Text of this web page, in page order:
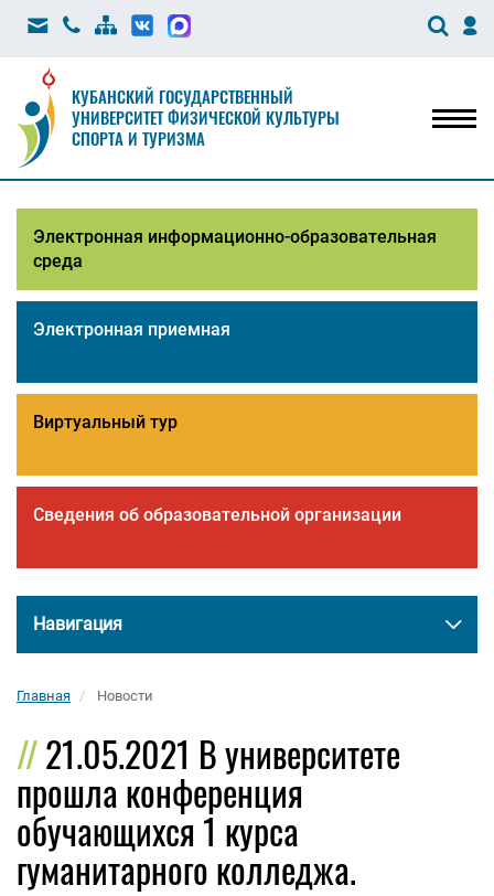
КУБАНСКИЙ ГОСУДАРСТВЕННЫЙ
УНИВЕРСИТЕТ ФИЗИЧЕСКОЙ КУЛЬТУРЫ
СПОРТА И ТУРИЗМА
Электронная информационно-образовательная
среда
Электронная приемная
Виртуальный тур
Сведения об образовательной организации
Навигация
Главная Новости
21.05.2021 В университете
прошла конференция
обучающихся 1 курса
гуманитарного колледжа.